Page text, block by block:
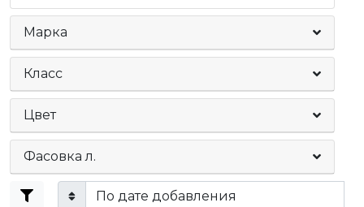
Марка
Класс
Цвет
Фасовка л.